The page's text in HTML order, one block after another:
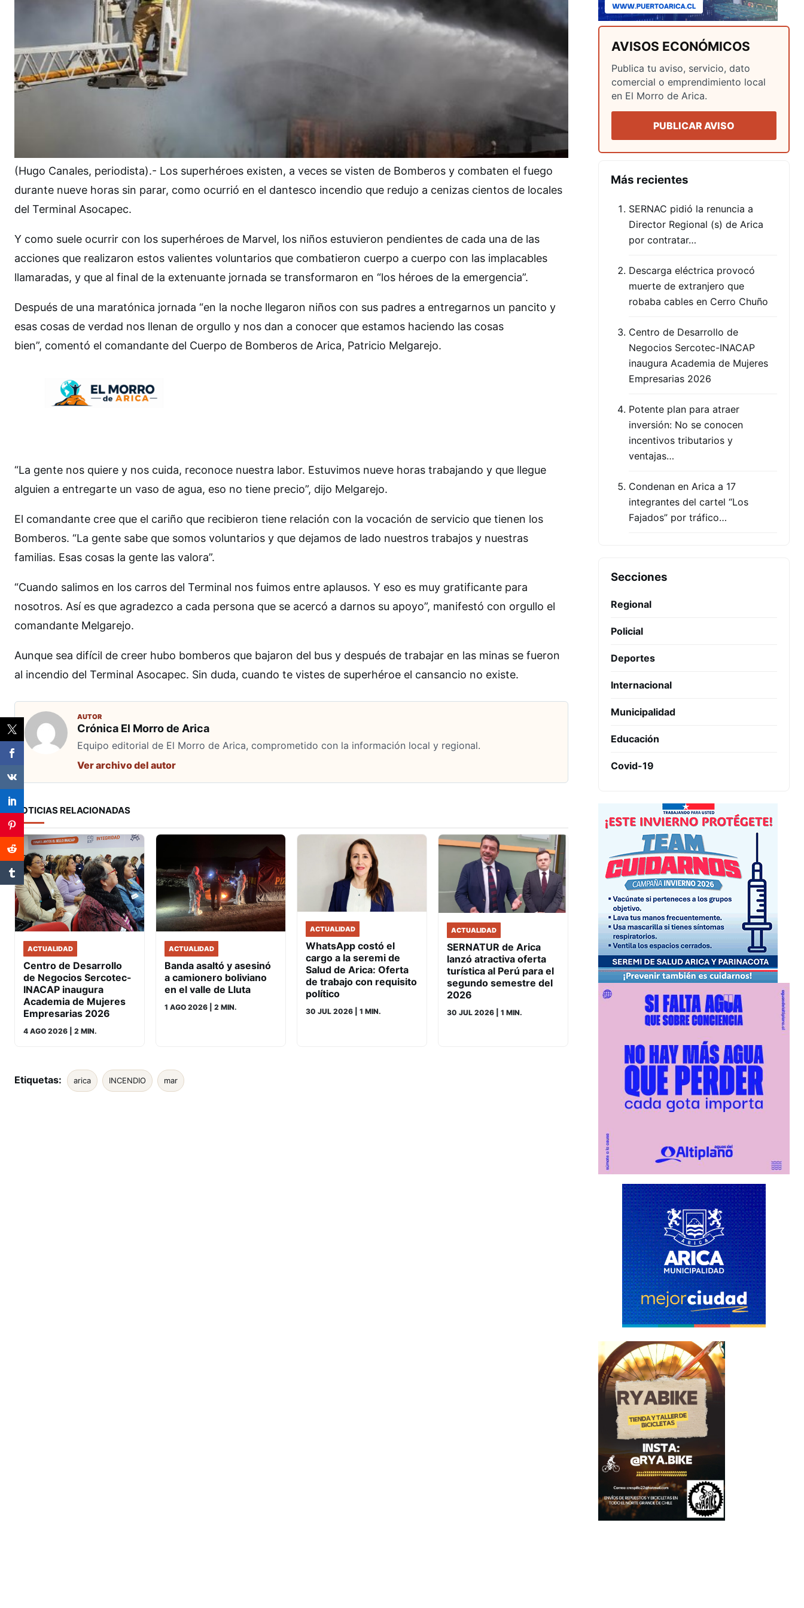
(Hugo Canales, periodista).- Los superhéroes existen, a veces se visten de Bomberos y combaten el fuego
durante nueve horas sin parar, como ocurrió en el dantesco incendio que redujo a cenizas cientos de locales
del Terminal Asocapec.
Y como suele ocurrir con los superhéroes de Marvel, los niños estuvieron pendientes de cada una de las
acciones que realizaron estos valientes voluntarios que combatieron cuerpo a cuerpo con las implacables
llamaradas, y que al final de la extenuante jornada se transformaron en “los héroes de la emergencia”.
Después de una maratónica jornada “en la noche llegaron niños con sus padres a entregarnos un pancito y
esas cosas de verdad nos llenan de orgullo y nos dan a conocer que estamos haciendo las cosas
bien”, comentó el comandante del Cuerpo de Bomberos de Arica, Patricio Melgarejo.
“La gente nos quiere y nos cuida, reconoce nuestra labor. Estuvimos nueve horas trabajando y que llegue
alguien a entregarte un vaso de agua, eso no tiene precio”, dijo Melgarejo.
El comandante cree que el cariño que recibieron tiene relación con la vocación de servicio que tienen los
Bomberos. “La gente sabe que somos voluntarios y que dejamos de lado nuestros trabajos y nuestras
familias. Esas cosas la gente las valora”.
“Cuando salimos en los carros del Terminal nos fuimos entre aplausos. Y eso es muy gratificante para
nosotros. Así es que agradezco a cada persona que se acercó a darnos su apoyo”, manifestó con orgullo el
comandante Melgarejo.
Aunque sea difícil de creer hubo bomberos que bajaron del bus y después de trabajar en las minas se fueron
al incendio del Terminal Asocapec. Sin duda, cuando te vistes de superhéroe el cansancio no existe.
AUTOR
Crónica El Morro de Arica
Equipo editorial de El Morro de Arica, comprometido con la información local y regional.
Ver archivo del autor
NOTICIAS RELACIONADAS
ACTUALIDAD
Centro de Desarrollo
de Negocios Sercotec-
INACAP inaugura
Academia de Mujeres
Empresarias 2026
4 AGO 2026 | 2 MIN.
ACTUALIDAD
Banda asaltó y asesinó
a camionero boliviano
en el valle de Lluta
1 AGO 2026 | 2 MIN.
ACTUALIDAD
WhatsApp costó el
cargo a la seremi de
Salud de Arica: Oferta
de trabajo con requisito
político
30 JUL 2026 | 1 MIN.
ACTUALIDAD
SERNATUR de Arica
lanzó atractiva oferta
turística al Perú para el
segundo semestre del
2026
30 JUL 2026 | 1 MIN.
Etiquetas: arica INCENDIO mar
AVISOS ECONÓMICOS
Publica tu aviso, servicio, dato
comercial o emprendimiento local
en El Morro de Arica.
PUBLICAR AVISO
Más recientes
SERNAC pidió la renuncia a
Director Regional (s) de Arica
por contratar…
Descarga eléctrica provocó
muerte de extranjero que
robaba cables en Cerro Chuño
Centro de Desarrollo de
Negocios Sercotec-INACAP
inaugura Academia de Mujeres
Empresarias 2026
Potente plan para atraer
inversión: No se conocen
incentivos tributarios y
ventajas…
Condenan en Arica a 17
integrantes del cartel “Los
Fajados” por tráfico…
Secciones
Regional
Policial
Deportes
Internacional
Municipalidad
Educación
Covid-19